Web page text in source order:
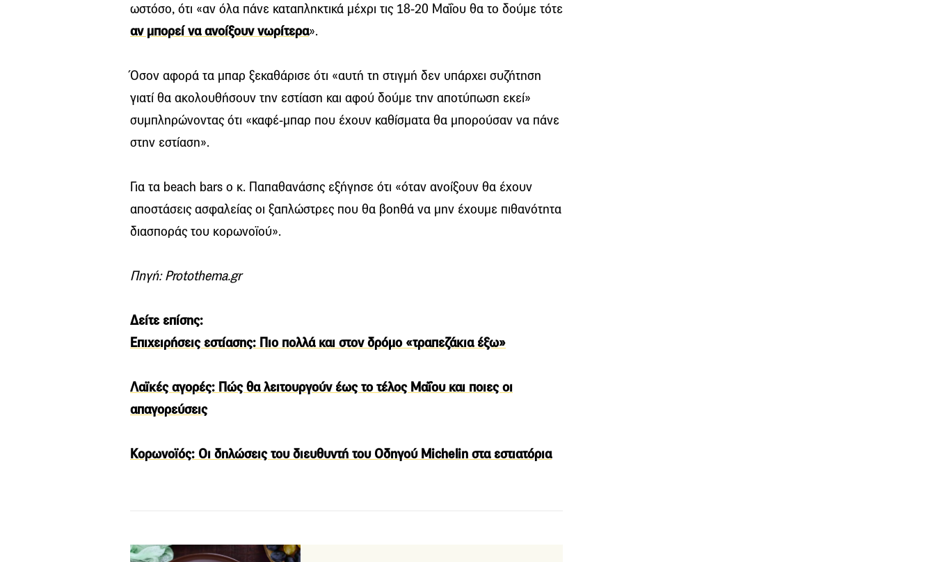
ωστόσο, ότι «αν όλα πάνε καταπληκτικά μέχρι τις 18-20 Μαΐου θα το δούμε τότε
αν μπορεί να ανοίξουν νωρίτερα».
Όσον αφορά τα μπαρ ξεκαθάρισε ότι «αυτή τη στιγμή δεν υπάρχει συζήτηση
γιατί θα ακολουθήσουν την εστίαση και αφού δούμε την αποτύπωση εκεί»
συμπληρώνοντας ότι «καφέ-μπαρ που έχουν καθίσματα θα μπορούσαν να πάνε
στην εστίαση».
Για τα beach bars ο κ. Παπαθανάσης εξήγησε ότι «όταν ανοίξουν θα έχουν
αποστάσεις ασφαλείας οι ξαπλώστρες που θα βοηθά να μην έχουμε πιθανότητα
διασποράς του κορωνοϊού».
Πηγή: Protothema.gr
Δείτε επίσης:
Επιχειρήσεις εστίασης: Πιο πολλά και στον δρόμο «τραπεζάκια έξω»
Λαϊκές αγορές: Πώς θα λειτουργούν έως το τέλος Μαΐου και ποιες οι
απαγορεύσεις
Κορωνοϊός: Οι δηλώσεις του διευθυντή του Οδηγού Michelin στα εστιατόρια